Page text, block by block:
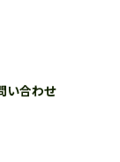
い合わせ